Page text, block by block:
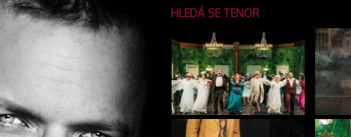
HLEDÁ SE TENOR